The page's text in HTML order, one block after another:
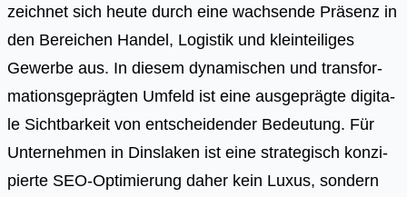
zeich­net sich heu­te durch eine wach­sen­de Prä­senz in
den Berei­chen Han­del, Logis­tik und klein­tei­li­ges
Gewer­be aus. In die­sem dyna­mi­schen und trans­for­
ma­ti­ons­ge­präg­ten Umfeld ist eine aus­ge­präg­te digi­ta­
le Sicht­bar­keit von ent­schei­den­der Bedeu­tung. Für
Unter­neh­men in Dins­la­ken ist eine stra­te­gisch kon­zi­
pier­te SEO-Opti­mie­rung daher kein Luxus, son­dern